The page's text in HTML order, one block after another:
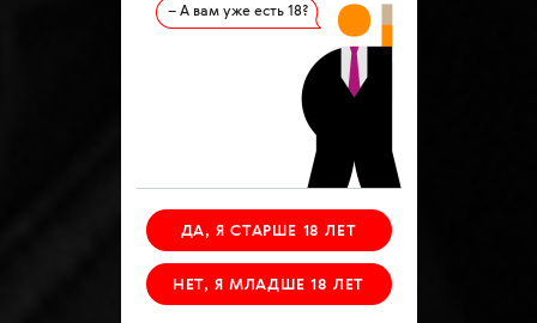
– А вам уже есть 18?
ДА, Я СТАРШЕ 18 ЛЕТ
НЕТ, Я МЛАДШЕ 18 ЛЕТ